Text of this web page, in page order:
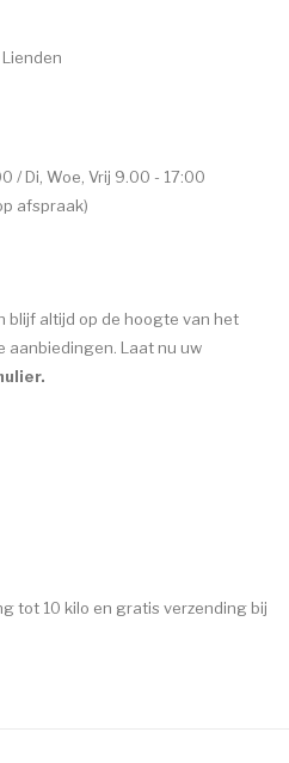
/ Di, Woe, Vrij 9.00 - 17:00
afspraak)
blijf altijd op de hoogte van het
aanbiedingen. Laat nu uw
.
tot 10 kilo en gratis verzending bij